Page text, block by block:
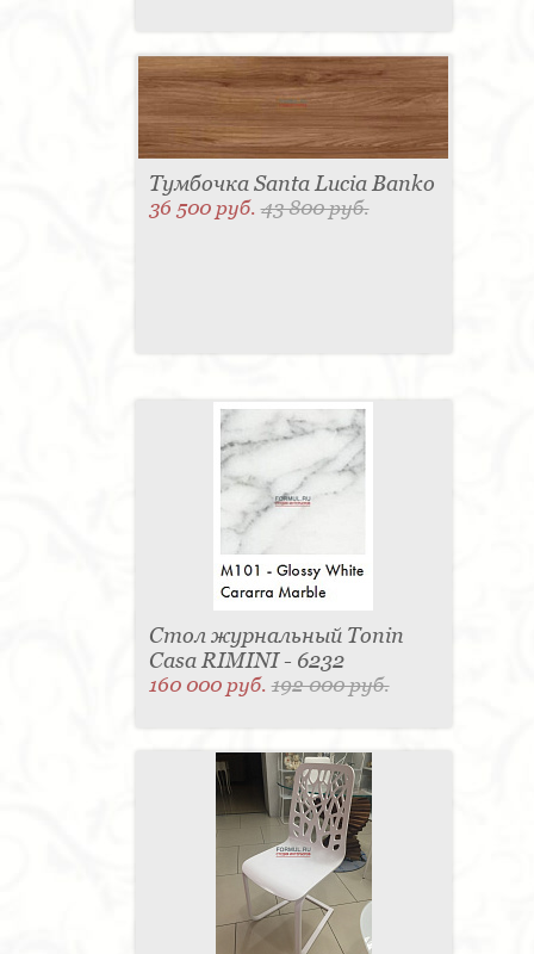
Тумбочка Santa Lucia Banko
36 500 руб.43 800 руб.
Стол журнальный Tonin
Casa RIMINI - 6232
160 000 руб.192 000 руб.